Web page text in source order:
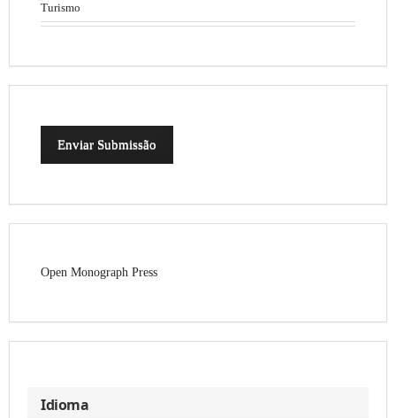
Turismo
Enviar Submissão
Open Monograph Press
Idioma